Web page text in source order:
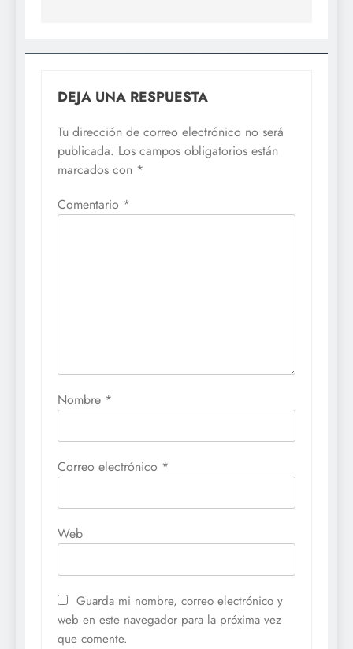
DEJA UNA RESPUESTA
Tu dirección de correo electrónico no será
publicada. Los campos obligatorios están
marcados con *
Comentario *
Nombre *
Correo electrónico *
Web
Guarda mi nombre, correo electrónico y
web en este navegador para la próxima vez
que comente.